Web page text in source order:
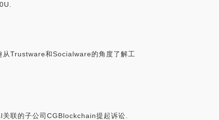
从Trustware和Socialware的角度了解工
联的子公司CGBlockchain提起诉讼.